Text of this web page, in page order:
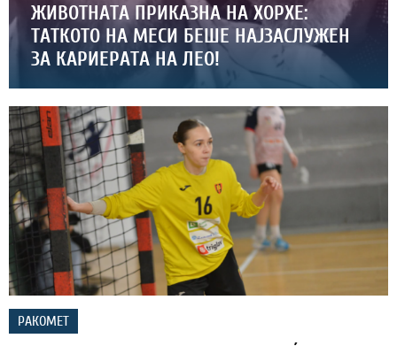
ЖИВОТНАТА ПРИКАЗНА НА ХОРХЕ:
ТАТКОТО НА МЕСИ БЕШЕ НАЈЗАСЛУЖЕН
ЗА КАРИЕРАТА НА ЛЕО!
РАКОМЕТ